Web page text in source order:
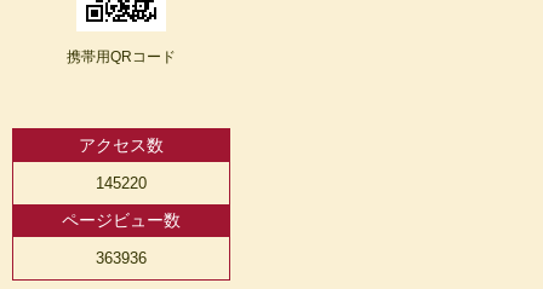
携帯用QRコード
アクセス数
145220
ページビュー数
363936